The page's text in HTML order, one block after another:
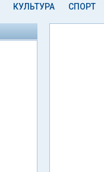
КУЛЬТУРА СПОРТ